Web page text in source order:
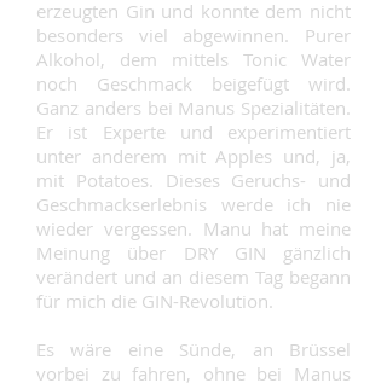
erzeugten Gin und konnte dem nicht
besonders viel abgewinnen. Purer
Alkohol, dem mittels Tonic Water
noch Geschmack beigefügt wird.
Ganz anders bei Manus Spezialitäten.
Er ist Experte und experimentiert
unter anderem mit Apples und, ja,
mit Potatoes. Dieses Geruchs- und
Geschmackserlebnis werde ich nie
wieder vergessen. Manu hat meine
Meinung über DRY GIN gänzlich
verändert und an diesem Tag begann
für mich die GIN-Revolution.
Es wäre eine Sünde, an Brüssel
vorbei zu fahren, ohne bei Manus